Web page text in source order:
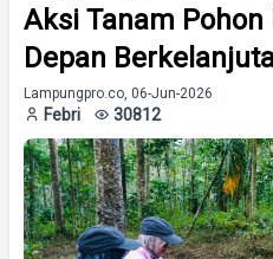
Aksi Tanam
Depan
Lampungpro.co, 06-Jun-2026
Febri 30812